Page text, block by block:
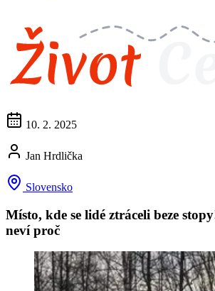
10. 2. 2025
Jan Hrdlička
Slovensko
Místo, kde se lidé ztráceli beze
neví proč